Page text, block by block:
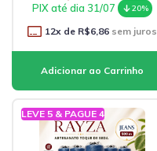
PIX até dia 31/07
20%
12x de R$6,86sem juros
LEVE 5 & PAGUE 4